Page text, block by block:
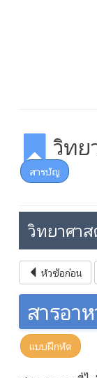
วิทย
สารบัญ
วิทยาศา
หัวข้อก่อน
สารอา
แบบฝึกหัด